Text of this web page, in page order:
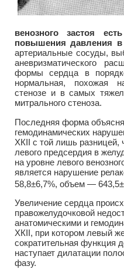
венозного застоя
повышения давления в
артериальные сосуды,
аневризматического
формы сердца в
нормальная, похожая
стенозе и в самых
митрального стеноза.
Последняя форма
гемодинамических
ХКII с той лишь разницей,
левого предсердия в
на уровне левого
является нарушение
58,8±6,7%, объем —
Увеличение сердца
правожелудочковой
анатомическими и
ХКII, при котором левый
сократительная функция
наступает дилатации
фазу.